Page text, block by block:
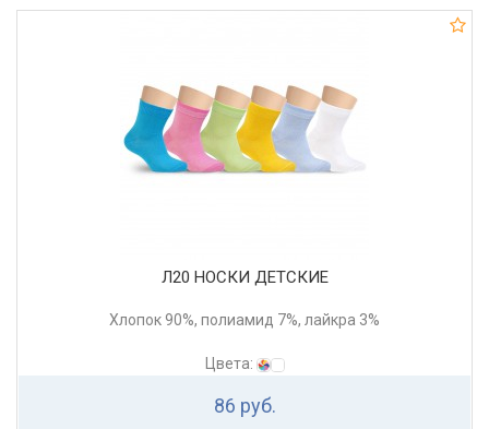
Л20 НОСКИ ДЕТСКИЕ
Хлопок 90%, полиамид 7%, лайкра 3%
Цвета:
86 руб.